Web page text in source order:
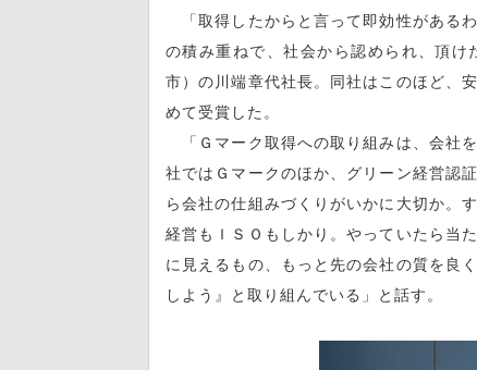
「取得したからと言って即効性がある
の積み重ねで、社会から認められ、頂
市）の川端章代社長。同社はこのほど、
めて受賞した。
「Ｇマーク取得への取り組みは、会社
社ではＧマークのほか、グリーン経営認
ら会社の仕組みづくりがいかに大切か。
経営もＩＳＯもしかり。やっていたら当
に見えるもの、もっと先の会社の質を良
しよう』と取り組んでいる」と話す。